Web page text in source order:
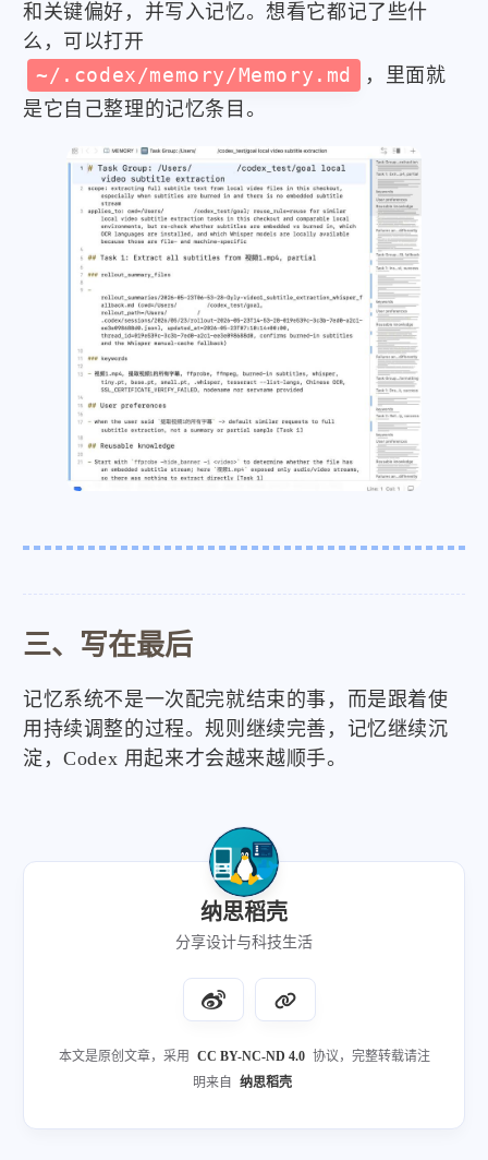
和关键偏好，并写入记忆。想看它都记了些什
么，可以打开
~/.codex/memory/Memory.md
，里面就
是它自己整理的记忆条目。
三、写在最后
记忆系统不是一次配完就结束的事，而是跟着使
用持续调整的过程。规则继续完善，记忆继续沉
淀，Codex 用起来才会越来越顺手。
纳思稻壳
分享设计与科技生活
本文是原创文章，采用 CC BY-NC-ND 4.0 协议，完整转载请注
明来自 纳思稻壳